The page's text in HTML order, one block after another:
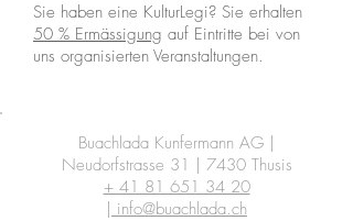
Sie haben eine KulturLegi? Sie erhalten
50 % Ermässigung auf Eintritte bei von
uns organisierten Veranstaltungen.
Buachlada Kunfermann AG |
Neudorfstrasse 31 | 7430 Thusis
+ 41 81 651 34 20
info@buachlada.ch